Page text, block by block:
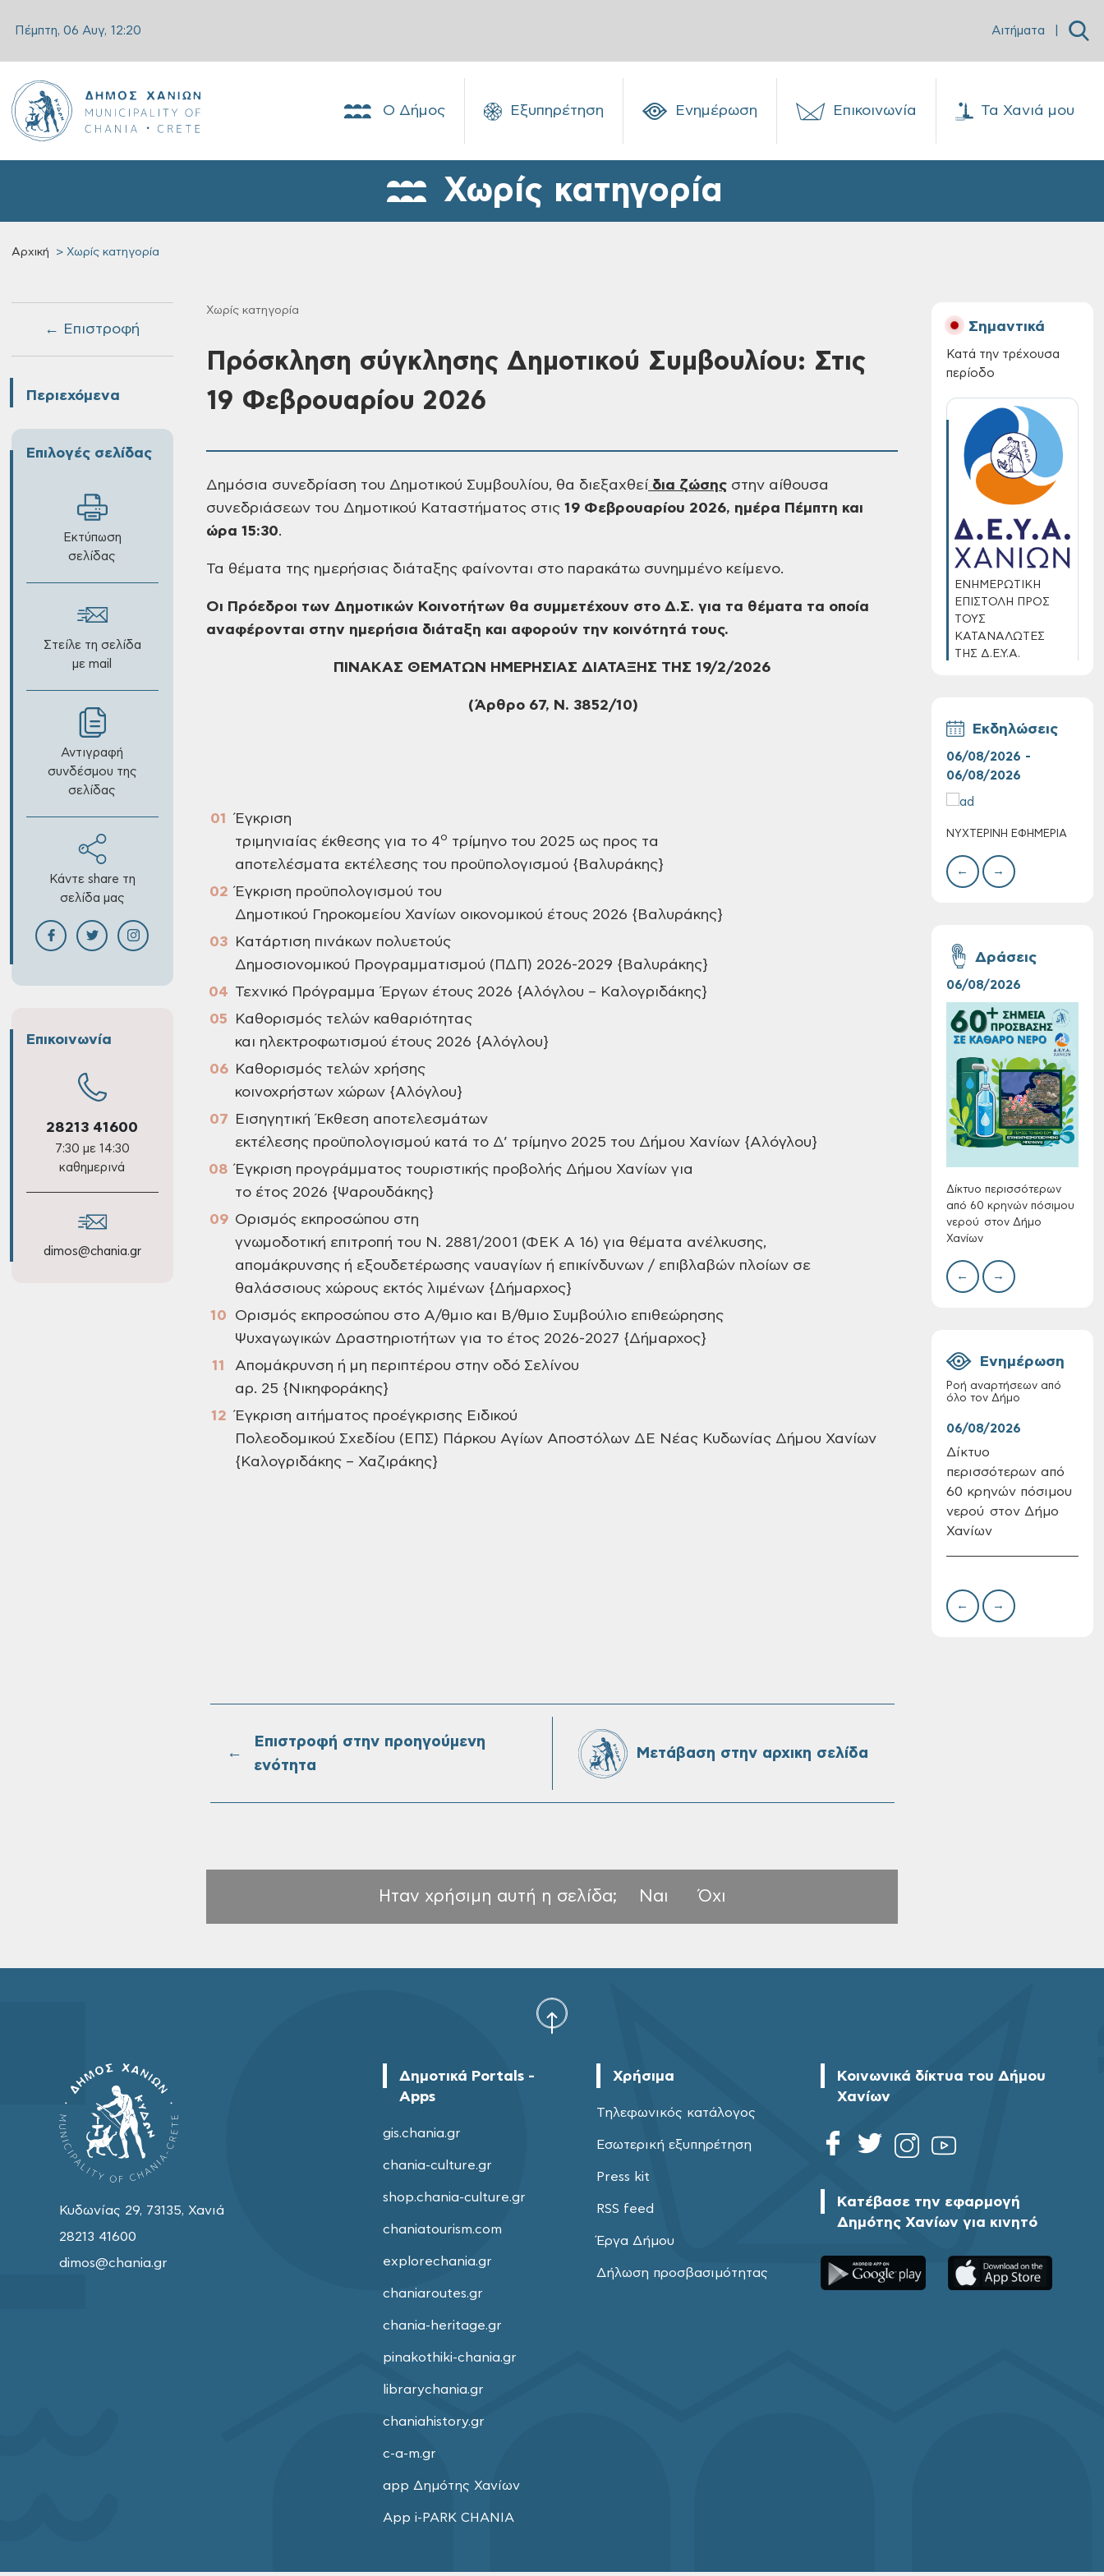
Πέμπτη, 06 Αυγ, 12:20 Αιτήματα
Ο Δήμος Εξυπηρέτηση Ενημέρωση Επικοινωνία Τα Χανιά μου
Χωρίς κατηγορία
Αρχική Χωρίς κατηγορία
← Επιστροφή
Περιεχόμενα
Επιλογές σελίδας
Εκτύπωση
σελίδας
Στείλε τη σελίδα
με mail
Αντιγραφή
συνδέσμου της
σελίδας
Κάντε share τη
σελίδα μας
Επικοινωνία
28213 41600
7:30 με 14:30
καθημερινά
dimos@chania.gr
Χωρίς κατηγορία
Πρόσκληση σύγκλησης Δημοτικού Συμβουλίου: Στις
19 Φεβρουαρίου 2026
Δημόσια συνεδρίαση του Δημοτικού Συμβουλίου, θα διεξαχθεί δια ζώσης στην αίθουσα
συνεδριάσεων του Δημοτικού Καταστήματος στις 19 Φεβρουαρίου 2026, ημέρα Πέμπτη και
ώρα 15:30.
Τα θέματα της ημερήσιας διάταξης φαίνονται στο παρακάτω συνημμένο κείμενο.
Οι Πρόεδροι των Δημοτικών Κοινοτήτων θα συμμετέχουν στο Δ.Σ. για τα θέματα τα οποία
αναφέρονται στην ημερήσια διάταξη και αφορούν την κοινότητά τους.
ΠΙΝΑΚΑΣ ΘΕΜΑΤΩΝ ΗΜΕΡΗΣΙΑΣ ΔΙΑΤΑΞΗΣ ΤΗΣ 19/2/2026
(Άρθρο 67, Ν. 3852/10)
Έγκριση
τριμηνιαίας έκθεσης για το 4ο τρίμηνο του 2025 ως προς τα
αποτελέσματα εκτέλεσης του προϋπολογισμού {Βαλυράκης}
Έγκριση προϋπολογισμού του
Δημοτικού Γηροκομείου Χανίων οικονομικού έτους 2026 {Βαλυράκης}
Κατάρτιση πινάκων πολυετούς
Δημοσιονομικού Προγραμματισμού (ΠΔΠ) 2026-2029 {Βαλυράκης}
Τεχνικό Πρόγραμμα Έργων έτους 2026 {Αλόγλου – Καλογριδάκης}
Καθορισμός τελών καθαριότητας
και ηλεκτροφωτισμού έτους 2026 {Αλόγλου}
Καθορισμός τελών χρήσης
κοινοχρήστων χώρων {Αλόγλου}
Εισηγητική Έκθεση αποτελεσμάτων
εκτέλεσης προϋπολογισμού κατά το Δ’ τρίμηνο 2025 του Δήμου Χανίων {Αλόγλου}
Έγκριση προγράμματος τουριστικής προβολής Δήμου Χανίων για
το έτος 2026 {Ψαρουδάκης}
Ορισμός εκπροσώπου στη
γνωμοδοτική επιτροπή του Ν. 2881/2001 (ΦΕΚ Α 16) για θέματα ανέλκυσης,
απομάκρυνσης ή εξουδετέρωσης ναυαγίων ή επικίνδυνων / επιβλαβών πλοίων σε
θαλάσσιους χώρους εκτός λιμένων {Δήμαρχος}
Ορισμός εκπροσώπου στο Α/θμιο και Β/θμιο Συμβούλιο επιθεώρησης
Ψυχαγωγικών Δραστηριοτήτων για το έτος 2026-2027 {Δήμαρχος}
Απομάκρυνση ή μη περιπτέρου στην οδό Σελίνου
αρ. 25 {Νικηφοράκης}
Έγκριση αιτήματος προέγκρισης Ειδικού
Πολεοδομικού Σχεδίου (ΕΠΣ) Πάρκου Αγίων Αποστόλων ΔΕ Νέας Κυδωνίας Δήμου Χανίων
{Καλογριδάκης – Χαζιράκης}
Σημαντικά
Κατά την τρέχουσα
περίοδο
ΕΝΗΜΕΡΩΤΙΚΗ
ΕΠΙΣΤΟΛΗ ΠΡΟΣ
ΤΟΥΣ
ΚΑΤΑΝΑΛΩΤΕΣ
ΤΗΣ Δ.Ε.Υ.Α.
Τακτική συνεδρίαση
Δημοτικής
Επιτροπής στις 10-
08-2026
Επαναλειτουργία
του συστήματος
SeaTrac στην
παραλία του Αγίου
Ονουφρίου
Πίνακες Κατάταξης
& Βαθμολογίας,
Πίνακες
ΣΟΧ 3/2026 του
Δήμου Χανίων
προσωπικού με
σχέση εργάσιας
Εκδηλώσεις
06/08/2026 -
06/08/2026
ΝΥΧΤΕΡΙΝΗ ΕΦΗΜΕΡΙΑ
← →
Δράσεις
06/08/2026
Δίκτυο περισσότερων
από 60 κρηνών πόσιμου
νερού στον Δήμο
Χανίων
με
← →
Ενημέρωση
Ροή αναρτήσεων από
όλο τον Δήμο
06/08/2026
Δίκτυο
περισσότερων από
60 κρηνών πόσιμου
νερού στον Δήμο
Χανίων
← →
←
Επιστροφή στην προηγούμενη
ενότητα
Μετάβαση στην αρχικη σελίδα
Ηταν χρήσιμη αυτή η σελίδα; Ναι Όχι
Κυδωνίας 29, 73135, Χανιά
28213 41600
dimos@chania.gr
Δημοτικά Portals -
Apps
gis.chania.gr
chania-culture.gr
shop.chania-culture.gr
chaniatourism.com
explorechania.gr
chaniaroutes.gr
chania-heritage.gr
pinakothiki-chania.gr
librarychania.gr
chaniahistory.gr
c-a-m.gr
app Δημότης Χανίων
App i-PARK CHANIA
Χρήσιμα
Τηλεφωνικός κατάλογος
Εσωτερική εξυπηρέτηση
Press kit
RSS feed
Έργα Δήμου
Δήλωση προσβασιμότητας
Κοινωνικά δίκτυα του Δήμου
Χανίων
Κατέβασε την εφαρμογή
Δημότης Χανίων για κινητό